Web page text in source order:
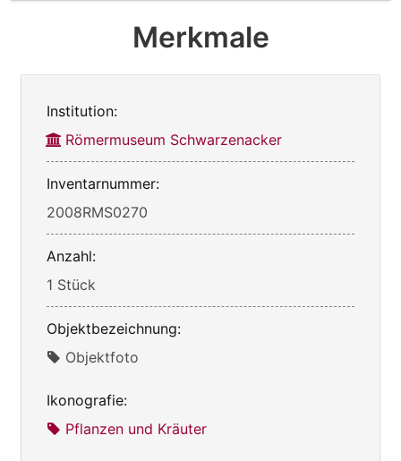
Merkmale
Institution:
Römermuseum Schwarzenacker
Inventarnummer:
2008RMS0270
Anzahl:
1 Stück
Objektbezeichnung:
Objektfoto
Ikonografie:
Pflanzen und Kräuter